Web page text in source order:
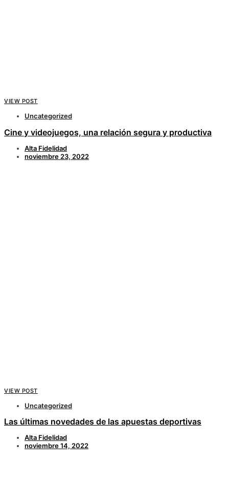
VIEW POST
Uncategorized
Cine y videojuegos, una relación segura y productiva
Alta Fidelidad
noviembre 23, 2022
VIEW POST
Uncategorized
Las últimas novedades de las apuestas deportivas
Alta Fidelidad
noviembre 14, 2022